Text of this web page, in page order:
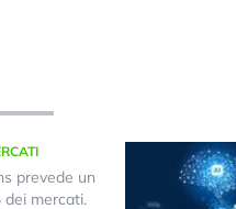
prevede un
dei mercati.